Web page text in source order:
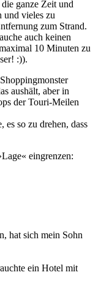
ganze Zeit und
und vieles zu
zum Strand.
auch keinen
10 Minuten zu
:)).
aushält, aber in
der Touri-Meilen
es so zu drehen, dass
eingrenzen:
hat sich mein Sohn
ein Hotel mit